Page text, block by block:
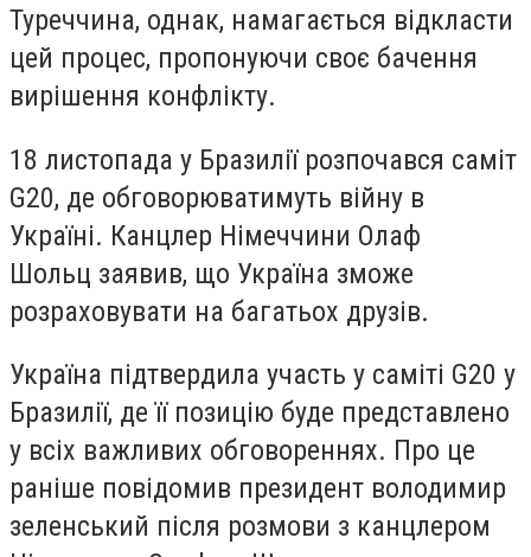
Туреччина, однак, намагається відкласти
цей процес, пропонуючи своє бачення
вирішення конфлікту.
18 листопада у Бразилії розпочався саміт
G20, де обговорюватимуть війну в
Україні. Канцлер Німеччини Олаф
Шольц заявив, що Україна зможе
розраховувати на багатьох друзів.
Україна підтвердила участь у саміті G20 у
Бразилії, де її позицію буде представлено
у всіх важливих обговореннях. Про це
раніше повідомив президент володимир
зеленський після розмови з канцлером